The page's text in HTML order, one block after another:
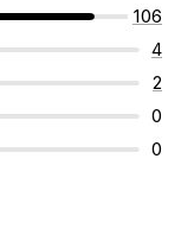
106
4
2
0
0